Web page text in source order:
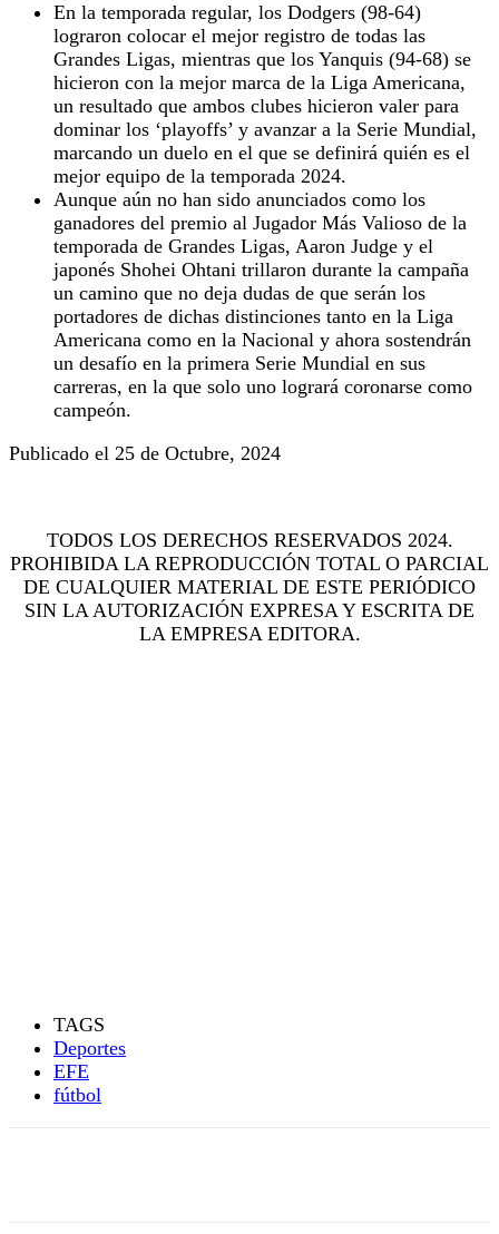
En la temporada regular, los Dodgers (98-64)
lograron colocar el mejor registro de todas las
Grandes Ligas, mientras que los Yanquis (94-68) se
hicieron con la mejor marca de la Liga Americana,
un resultado que ambos clubes hicieron valer para
dominar los ‘playoffs’ y avanzar a la Serie Mundial,
marcando un duelo en el que se definirá quién es el
mejor equipo de la temporada 2024.
Aunque aún no han sido anunciados como los
ganadores del premio al Jugador Más Valioso de la
temporada de Grandes Ligas, Aaron Judge y el
japonés Shohei Ohtani trillaron durante la campaña
un camino que no deja dudas de que serán los
portadores de dichas distinciones tanto en la Liga
Americana como en la Nacional y ahora sostendrán
un desafío en la primera Serie Mundial en sus
carreras, en la que solo uno logrará coronarse como
campeón.
Publicado el 25 de Octubre, 2024
TODOS LOS DERECHOS RESERVADOS 2024.
PROHIBIDA LA REPRODUCCIÓN TOTAL O PARCIAL
DE CUALQUIER MATERIAL DE ESTE PERIÓDICO
SIN LA AUTORIZACIÓN EXPRESA Y ESCRITA DE
LA EMPRESA EDITORA.
TAGS
Deportes
EFE
fútbol